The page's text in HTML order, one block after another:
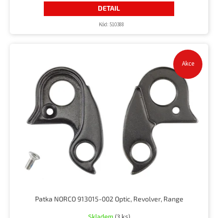
DETAIL
Kód: 510388
Akce
Patka NORCO 913015-002 Optic, Revolver, Range